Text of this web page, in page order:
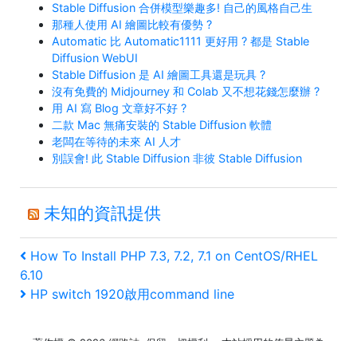
Stable Diffusion 合併模型樂趣多! 自己的風格自己生
那種人使用 AI 繪圖比較有優勢 ?
Automatic 比 Automatic1111 更好用 ? 都是 Stable
Diffusion WebUI
Stable Diffusion 是 AI 繪圖工具還是玩具 ?
沒有免費的 Midjourney 和 Colab 又不想花錢怎麼辦 ?
用 AI 寫 Blog 文章好不好 ?
二款 Mac 無痛安裝的 Stable Diffusion 軟體
老闆在等待的未來 AI 人才
別誤會! 此 Stable Diffusion 非彼 Stable Diffusion
未知的資訊提供
文
章
上
一
篇
How To Install PHP 7.3, 7.2, 7.1 on CentOS/RHEL
6.10
下
HP switch 1920啟用command line